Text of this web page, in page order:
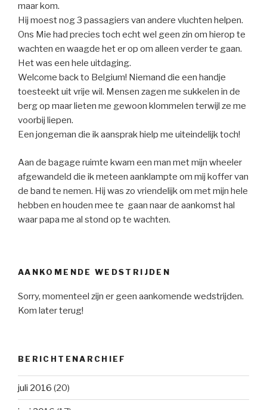
maar kom.
Hij moest nog 3 passagiers van andere vluchten helpen.
Ons Mie had precies toch echt wel geen zin om hierop te
wachten en waagde het er op om alleen verder te gaan.
Het was een hele uitdaging.
Welcome back to Belgium! Niemand die een handje
toesteekt uit vrije wil. Mensen zagen me sukkelen in de
berg op maar lieten me gewoon klommelen terwijl ze me
voorbij liepen.
Een jongeman die ik aansprak hielp me uiteindelijk toch!
Aan de bagage ruimte kwam een man met mijn wheeler
afgewandeld die ik meteen aanklampte om mij koffer van
de band te nemen. Hij was zo vriendelijk om met mijn hele
hebben en houden mee te gaan naar de aankomst hal
waar papa me al stond op te wachten.
AANKOMENDE WEDSTRIJDEN
Sorry, momenteel zijn er geen aankomende wedstrijden.
Kom later terug!
BERICHTENARCHIEF
juli 2016 (20)